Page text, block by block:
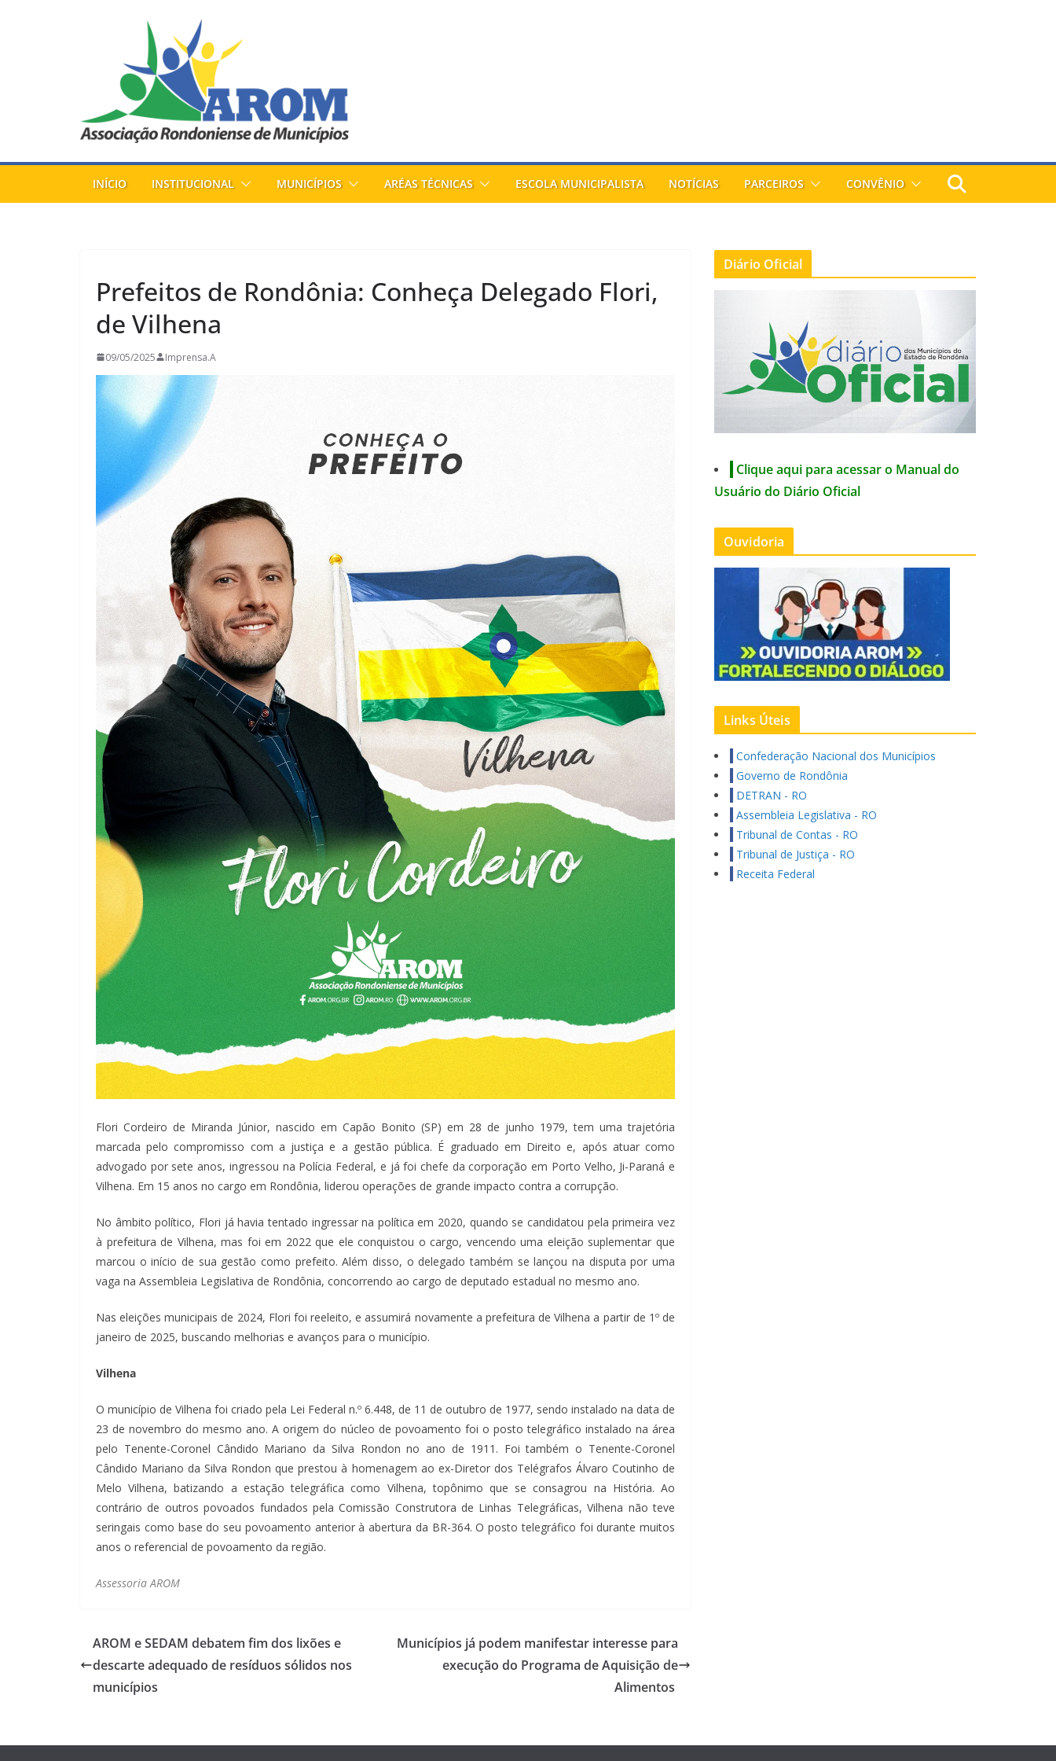
INÍCIO INSTITUCIONAL MUNICÍPIOS ARÉAS TÉCNICAS ESCOLA MUNICIPALISTA NOTÍCIAS PARCEIROS CONVÊNIO
Prefeitos de Rondônia: Conheça Delegado Flori,
de Vilhena
09/05/2025 Imprensa.A
Flori Cordeiro de Miranda Júnior, nascido em Capão Bonito (SP) em 28 de junho 1979, tem uma trajetória
marcada pelo compromisso com a justiça e a gestão pública. É graduado em Direito e, após atuar como
advogado por sete anos, ingressou na Polícia Federal, e já foi chefe da corporação em Porto Velho, Ji-Paraná e
Vilhena. Em 15 anos no cargo em Rondônia, liderou operações de grande impacto contra a corrupção.
No âmbito político, Flori já havia tentado ingressar na política em 2020, quando se candidatou pela primeira vez
à prefeitura de Vilhena, mas foi em 2022 que ele conquistou o cargo, vencendo uma eleição suplementar que
marcou o início de sua gestão como prefeito. Além disso, o delegado também se lançou na disputa por uma
vaga na Assembleia Legislativa de Rondônia, concorrendo ao cargo de deputado estadual no mesmo ano.
Nas eleições municipais de 2024, Flori foi reeleito, e assumirá novamente a prefeitura de Vilhena a partir de 1º de
janeiro de 2025, buscando melhorias e avanços para o município.
Vilhena
O município de Vilhena foi criado pela Lei Federal n.º 6.448, de 11 de outubro de 1977, sendo instalado na data de
23 de novembro do mesmo ano. A origem do núcleo de povoamento foi o posto telegráfico instalado na área
pelo Tenente-Coronel Cândido Mariano da Silva Rondon no ano de 1911. Foi também o Tenente-Coronel
Cândido Mariano da Silva Rondon que prestou à homenagem ao ex-Diretor dos Telégrafos Álvaro Coutinho de
Melo Vilhena, batizando a estação telegráfica como Vilhena, topônimo que se consagrou na História. Ao
contrário de outros povoados fundados pela Comissão Construtora de Linhas Telegráficas, Vilhena não teve
seringais como base do seu povoamento anterior à abertura da BR-364. O posto telegráfico foi durante muitos
anos o referencial de povoamento da região.
Assessoria AROM
AROM e SEDAM debatem fim dos lixões e
descarte adequado de resíduos sólidos nos
municípios
Municípios já podem manifestar interesse para
execução do Programa de Aquisição de
Alimentos
Diário Oficial
Clique aqui para acessar o Manual do
Usuário do Diário Oficial
Ouvidoria
Links Úteis
Confederação Nacional dos Municípios
Governo de Rondônia
DETRAN - RO
Assembleia Legislativa - RO
Tribunal de Contas - RO
Tribunal de Justiça - RO
Receita Federal